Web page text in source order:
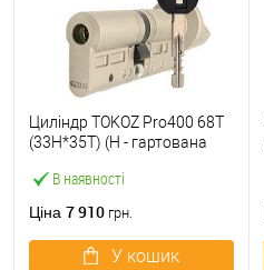
В наявності
Циліндр TOKOZ Pro400 68T
(33H*35T) (H - гартована
Ціна 7 910 грн.
У кошик